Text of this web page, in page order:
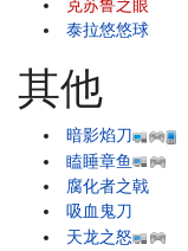
克苏鲁之眼
泰拉悠悠球
其他
暗影焰刀
瞌睡章鱼
腐化者之戟
吸血鬼刀
天龙之怒